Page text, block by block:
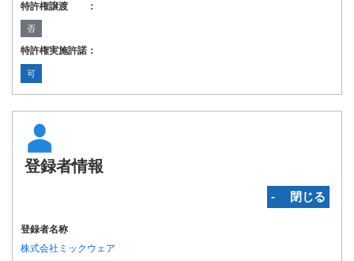
特許権譲渡 ：
否
特許権実施許諾：
可
登録者情報
‐ 閉じる
登録者名称
株式会社ミックウェア